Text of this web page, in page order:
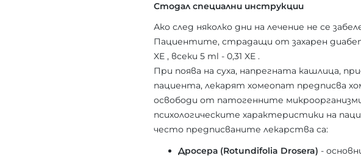
Стодал специални инструкции
Ако след няколко дни на лечение не се
Пациентите, страдащи от захарен
XE , всеки 5 ml - 0,31 XE .
При поява на суха, напрегната кашлица,
пациента, лекарят хомеопат предписва
освободи от патогенните
психологическите характеристики на
често предписваните лекарства са:
Дросера (Rotundifolia Drosera) -